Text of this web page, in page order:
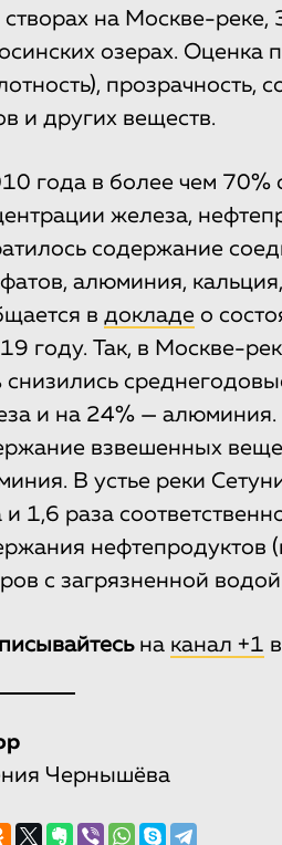
на Москве-реке,
озерах. Оценка
прозрачность,
и других веществ.
года в более чем 70%
железа,
содержание
алюминия,
в докладе о
году. Так, в Москве-
снизились
и на 24% — алюминия.
взвешенных
В устье реки
и 1,6 раза
нефтепродуктов
с загрязненной
на канал +1 в
Чернышёва